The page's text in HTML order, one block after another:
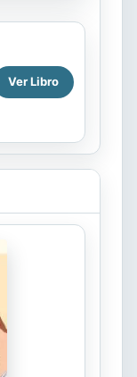
Ver Libro